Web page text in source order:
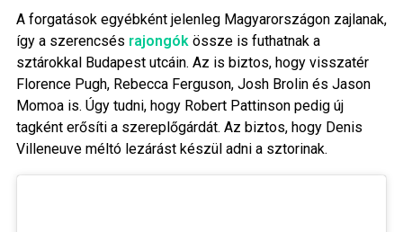
A forgatások egyébként jelenleg Magyarországon zajlanak,
így a szerencsés rajongókössze is futhatnak a
sztárokkal Budapest utcáin. Az is biztos, hogy visszatér
Florence Pugh, Rebecca Ferguson, Josh Brolin és Jason
Momoa is. Úgy tudni, hogy Robert Pattinson pedig új
tagként erősíti a szereplőgárdát. Az biztos, hogy Denis
Villeneuve méltó lezárást készül adni a sztorinak.